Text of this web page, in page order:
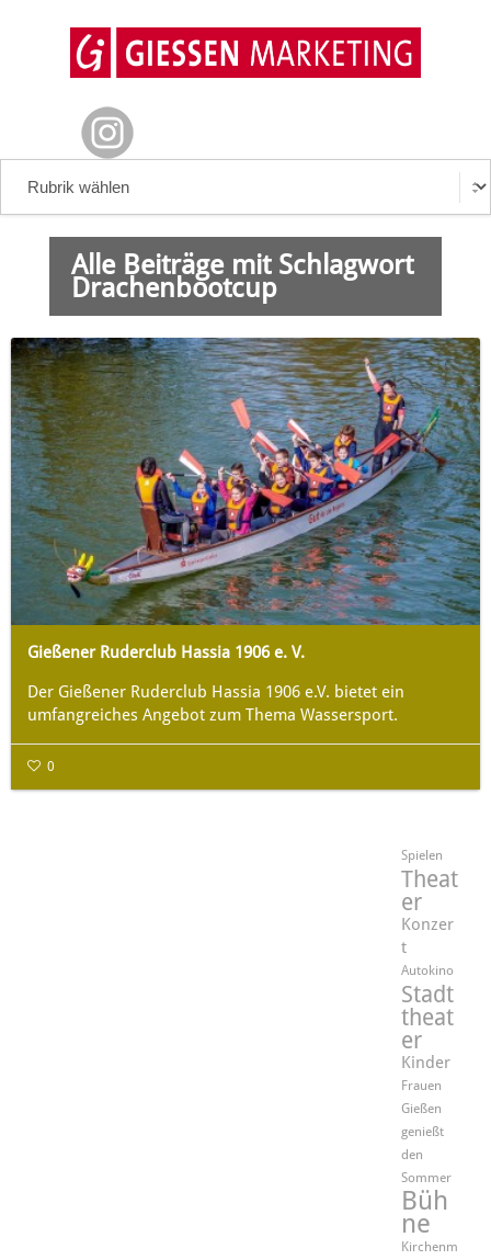
Alle Beiträge mit Schlagwort
Drachenbootcup
Gießener Ruderclub Hassia 1906 e. V.
Der Gießener Ruderclub Hassia 1906 e.V. bietet ein
umfangreiches Angebot zum Thema Wassersport.
0
Spielen
Theat
er
Konzer
t
Autokino
Stadt
theat
er
Kinder
Frauen
Gießen
genießt
den
Sommer
Büh
ne
Kirchenm